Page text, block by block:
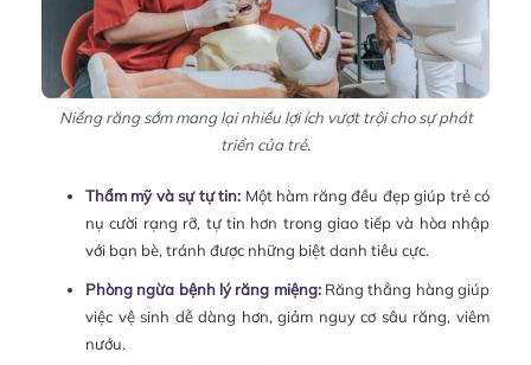
Niềng răng sớm mang lại nhiều lợi ích vượt trội cho sự phát
triển của trẻ.
Thẩm mỹ và sự tự tin: Một hàm răng đều đẹp giúp trẻ có
nụ cười rạng rỡ, tự tin hơn trong giao tiếp và hòa nhập
với bạn bè, tránh được những biệt danh tiêu cực.
Phòng ngừa bệnh lý răng miệng:Răng thẳng hàng giúp
việc vệ sinh dễ dàng hơn, giảm nguy cơ sâu răng, viêm
nướu.